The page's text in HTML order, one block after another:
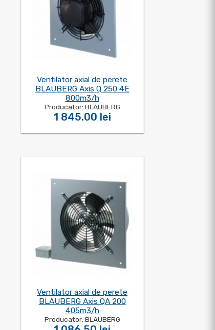
Ventilator axial de perete
BLAUBERG Axis Q 250 4E
800m3/h
Producator: BLAUBERG
1 845.00 lei
Ventilator axial de perete
BLAUBERG Axis QA 200
405m3/h
Producator: BLAUBERG